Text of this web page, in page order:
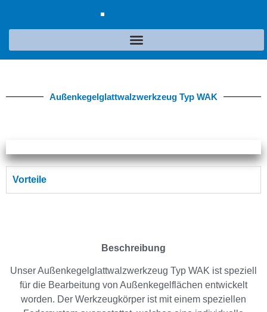
Außenkegelglattwalzwerkzeug Typ WAK
Vorteile
Beschreibung
Unser Außenkegelglattwalzwerkzeug Typ WAK ist speziell
für die Bearbeitung von Außenkegelflächen entwickelt
worden. Der Werkzeugkörper ist mit einem speziellen